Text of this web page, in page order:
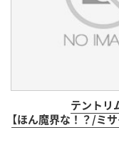
テントリ
【ほん魔界な！？/ミ